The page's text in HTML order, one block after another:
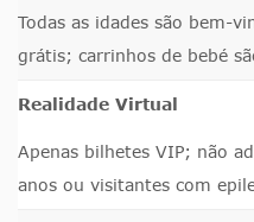
Todas as idades são bem-
grátis; carrinhos de bebé
Realidade Virtual
Apenas bilhetes VIP; não
anos ou visitantes com